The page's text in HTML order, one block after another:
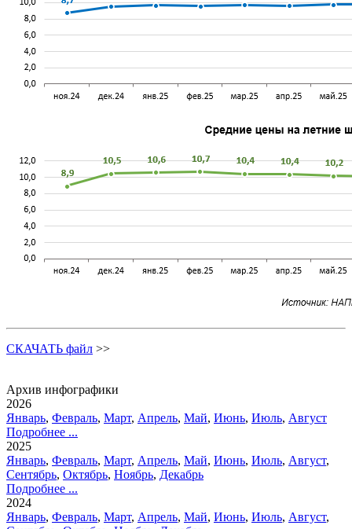
СКАЧАТЬ файл >>
Архив инфографики
2026
Январь, Февраль, Март, Апрель, Май, Июнь, Июль, Август
Подробнее ...
2025
Январь, Февраль, Март, Апрель, Май, Июнь, Июль, Август,
Сентябрь, Октябрь, Ноябрь, Декабрь
Подробнее ...
2024
Январь, Февраль, Март, Апрель, Май, Июнь, Июль, Август,